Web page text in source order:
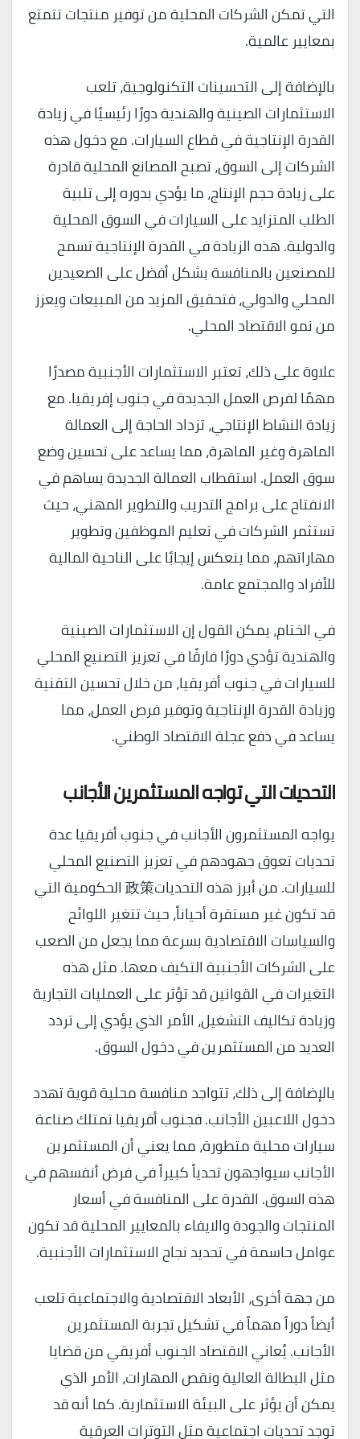
التي تمكن الشركات المحلية من توفير منتجات تتمتع
بمعايير عالمية.
بالإضافة إلى التحسينات التكنولوجية، تلعب
الاستثمارات الصينية والهندية دورًا رئيسيًا في زيادة
القدرة الإنتاجية في قطاع السيارات. مع دخول هذه
الشركات إلى السوق، تصبح المصانع المحلية قادرة
على زيادة حجم الإنتاج، ما يؤدي بدوره إلى تلبية
الطلب المتزايد على السيارات في السوق المحلية
والدولية. هذه الزيادة في القدرة الإنتاجية تسمح
للمصنعين بالمنافسة بشكل أفضل على الصعيدين
المحلي والدولي، فتحقيق المزيد من المبيعات ويعزز
من نمو الاقتصاد المحلي.
علاوة على ذلك، تعتبر الاستثمارات الأجنبية مصدرًا
مهمًا لفرص العمل الجديدة في جنوب إفريقيا. مع
زيادة النشاط الإنتاجي، تزداد الحاجة إلى العمالة
الماهرة وغير الماهرة، مما يساعد على تحسين وضع
سوق العمل. استقطاب العمالة الجديدة يساهم في
الانفتاح على برامج التدريب والتطوير المهني، حيث
تستثمر الشركات في تعليم الموظفين وتطوير
مهاراتهم، مما ينعكس إيجابًا على الناحية المالية
للأفراد والمجتمع عامة.
في الختام، يمكن القول إن الاستثمارات الصينية
والهندية تؤدي دورًا فارقًا في تعزيز التصنيع المحلي
للسيارات في جنوب أفريقيا، من خلال تحسين التقنية
وزيادة القدرة الإنتاجية وتوفير فرص العمل، مما
يساعد في دفع عجلة الاقتصاد الوطني.
التحديات التي تواجه المستثمرين الأجانب
يواجه المستثمرون الأجانب في جنوب أفريقيا عدة
تحديات تعوق جهودهم في تعزيز التصنيع المحلي
للسيارات. من أبرز هذه التحديات政策 الحكومية التي
قد تكون غير مستقرة أحياناً، حيث تتغير اللوائح
والسياسات الاقتصادية بسرعة مما يجعل من الصعب
على الشركات الأجنبية التكيف معها. مثل هذه
التغيرات في القوانين قد تؤثر على العمليات التجارية
وزيادة تكاليف التشغيل، الأمر الذي يؤدي إلى تردد
العديد من المستثمرين في دخول السوق.
بالإضافة إلى ذلك، تتواجد منافسة محلية قوية تهدد
دخول اللاعبين الأجانب. فجنوب أفريقيا تمتلك صناعة
سيارات محلية متطورة، مما يعني أن المستثمرين
الأجانب سيواجهون تحدياً كبيراً في فرض أنفسهم في
هذه السوق. القدرة على المنافسة في أسعار
المنتجات والجودة والايفاء بالمعايير المحلية قد تكون
عوامل حاسمة في تحديد نجاح الاستثمارات الأجنبية.
من جهة أخرى، الأبعاد الاقتصادية والاجتماعية تلعب
أيضاً دوراً مهماً في تشكيل تجربة المستثمرين
الأجانب. يُعاني الاقتصاد الجنوب أفريقي من قضايا
مثل البطالة العالية ونقص المهارات، الأمر الذي
يمكن أن يؤثر على البيئة الاستثمارية. كما أنه قد
توجد تحديات اجتماعية مثل التوترات العرقية